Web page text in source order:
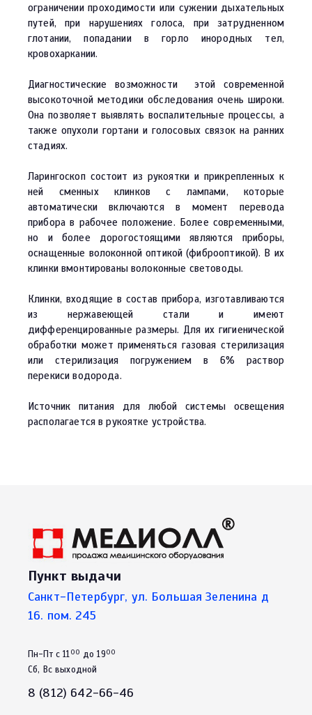
ограничении проходимости или сужении дыхательных
путей, при нарушениях голоса, при затрудненном
глотании, попадании в горло инородных тел,
кровохаркании.
Диагностические возможности этой современной
высокоточной методики обследованияочень широки.
Она позволяет выявлять воспалительные процессы, а
также опухоли гортани и голосовых связок на ранних
стадиях.
Ларингоскоп состоит из рукоятки и прикрепленных к
ней сменных клинков с лампами, которые
автоматически включаются в момент перевода
прибора в рабочее положение. Более современными,
но и более дорогостоящими являются приборы,
оснащенные волоконной оптикой (фиброоптикой). В их
клинки вмонтированы волоконные световоды.
Клинки, входящие в состав прибора, изготавливаются
из нержавеющей стали и имеют
дифференцированные размеры. Для их гигиенической
обработки может применяться газовая стерилизация
или стерилизация погружением в 6% раствор
перекиси водорода.
Источник питания для любой системы освещения
располагается в рукоятке устройства.
Пункт выдачи
Санкт-Петербург, ул. Большая Зеленина д
16. пом. 245
Пн-Пт с 1100 до 1900
Сб, Вс выходной
8 (812) 642-66-46